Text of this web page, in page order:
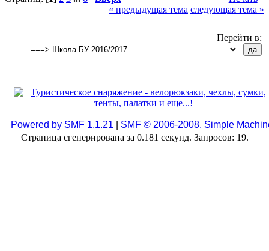
« предыдущая тема следующая тема »
Перейти в:
Powered by SMF 1.1.21
SMF © 2006-2008, Simple
Страница сгенерирована за 0.181 секунд. Запросов: 19.